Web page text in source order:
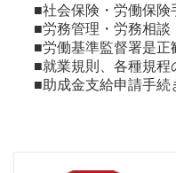
■社会保険・労働保険
■労務管理・労務相談
■労働基準監督署是正
■就業規則、各種規程
■助成金支給申請手続